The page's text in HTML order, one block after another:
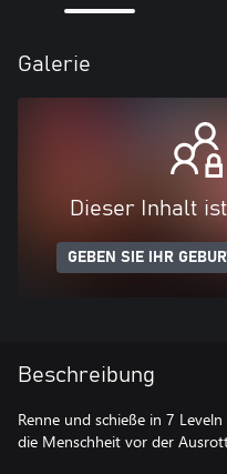
Galerie
Dieser Inhalt
GEBEN SIE IHR
Beschreibung
Renne und schieße in 7
die Menschheit vor der